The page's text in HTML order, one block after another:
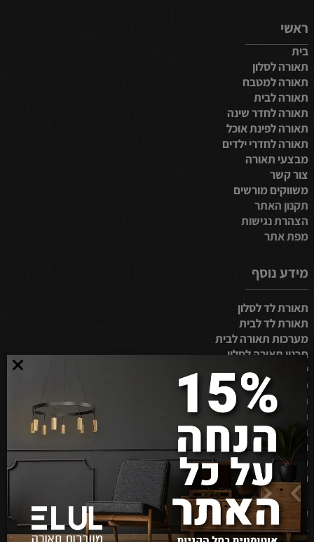
ראשי
בית
תאורה לסלון
תאורה למטבח
תאורה לבית
תאורה לחדר שינה
תאורה לפינת אוכל
תאורה לחדרי ילדים
מבצעי תאורה
צור קשר
משווקים מורשים
תקנון האתר
הצהרת נגישות
מפת אתר
מידע נוסף
תאורת לד לסלון
תאורת לד לבית
מערכות תאורה לבית
תכנון תאורה לסלון
ייצור מנורות לד
מערכות תאורה
תאורה לסלון בבית
תאורה ביתית
בחירת תאורה למטבח
חנות תאורה בירושלים
תאורה לבית בבאר שבע
חנות תאורה באבן יהודה
קטגוריות נוסף